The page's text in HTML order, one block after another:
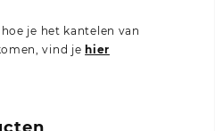
je het kantelen van
vind je hier